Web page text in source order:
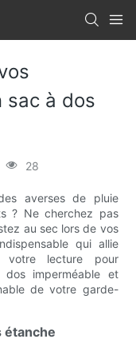
sac à dos
28
averses de pluie
? Ne cherchez pas
au sec lors de vos
qui allie
votre lecture pour
imperméable et
de votre garde-
étanche